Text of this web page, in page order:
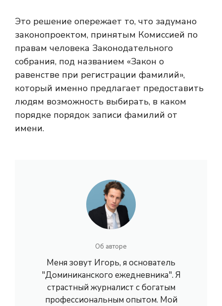
Это решение опережает то, что задумано
законопроектом, принятым Комиссией по
правам человека Законодательного
собрания, под названием «Закон о
равенстве при регистрации фамилий»,
который именно предлагает предоставить
людям возможность выбирать, в каком
порядке порядок записи фамилий от
имени.
Об авторе
Меня зовут Игорь, я основатель
"Доминиканского ежедневника". Я
страстный журналист с богатым
профессиональным опытом. Мой